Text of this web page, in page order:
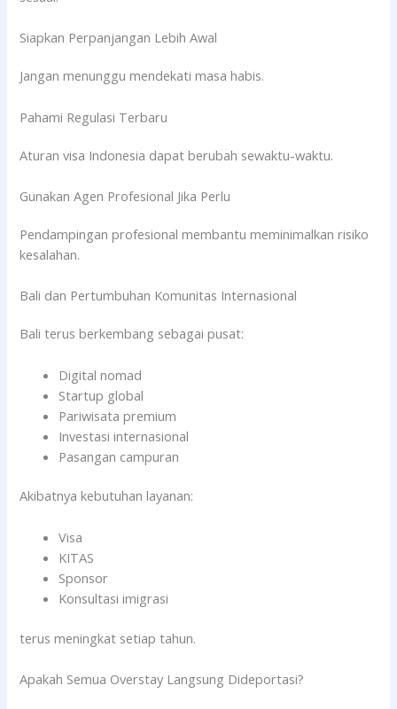
Siapkan Perpanjangan Lebih Awal
Jangan menunggu mendekati masa habis.
Pahami Regulasi Terbaru
Aturan visa Indonesia dapat berubah sewaktu-waktu.
Gunakan Agen Profesional Jika Perlu
Pendampingan profesional membantu meminimalkan risiko
kesalahan.
Bali dan Pertumbuhan Komunitas Internasional
Bali terus berkembang sebagai pusat:
Digital nomad
Startup global
Pariwisata premium
Investasi internasional
Pasangan campuran
Akibatnya kebutuhan layanan:
Visa
KITAS
Sponsor
Konsultasi imigrasi
terus meningkat setiap tahun.
Apakah Semua Overstay Langsung Dideportasi?